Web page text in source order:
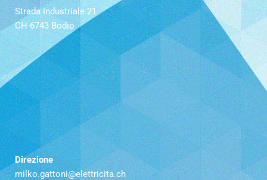
Strada Industriale 21
CH-6743 Bodio
Direzione
milko.gattoni@elettricita.ch